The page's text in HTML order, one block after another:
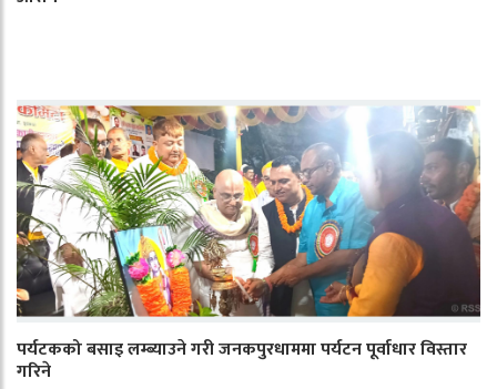
पर्यटकको बसाइ लम्ब्याउने गरी जनकपुरधाममा पर्यटन पूर्वाधार विस्तार
गरिने